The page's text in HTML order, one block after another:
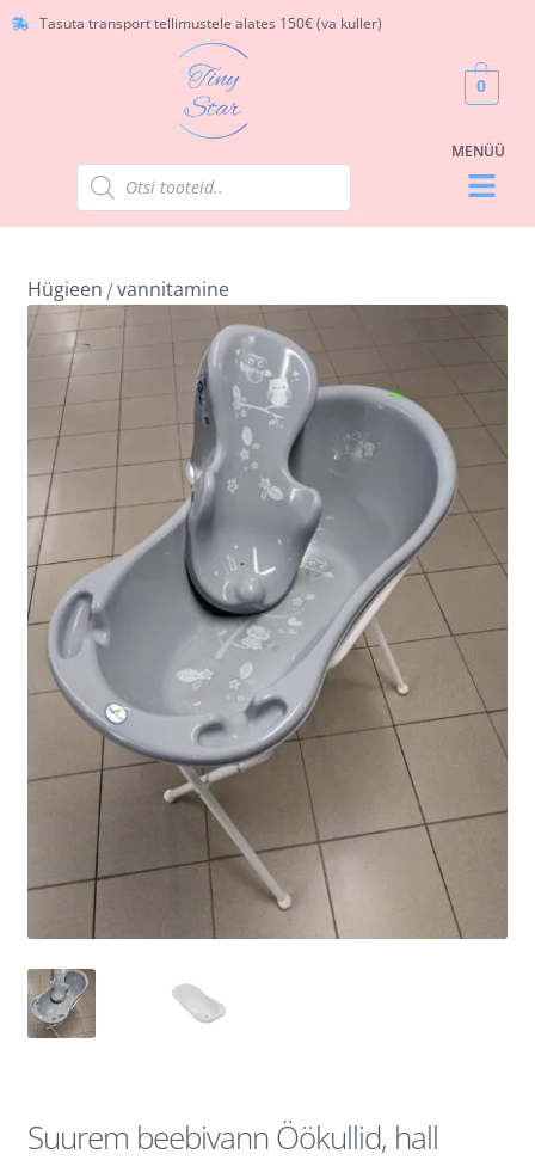
Tasuta transport tellimustele alates 150€ (va kuller)
0
Hügieen /vannitamine
Suurem beebivann Öökullid, hall